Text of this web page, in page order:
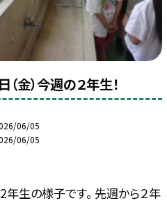
（金）今週の２年生！
06/05
06/05
年生の様子です。 先週から２年